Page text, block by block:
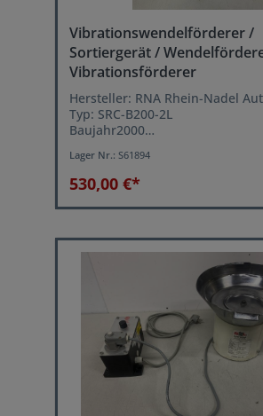
Vibrationswendelförderer /
Sortiergerät /
Vibrationsförderer
Hersteller: RNA Rhein-Nadel
Typ: SRC-B200-2L
Baujahr2000
Topf-Innenhöhe: ca. 60 mm
Sortierbahnbreite: ca. 3 mm
Lager Nr.: S61894
530,00 €*